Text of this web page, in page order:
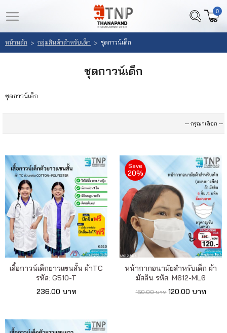
LOGIN
REGISTER
สนใจ
สั่ง
ซื้อ
ลูกค้า
ของ
เรา
เนื้อหา
0
หน้าหลัก > กลุ่มสินค้าสำหรับเด็ก > ชุดกาวน์เด็ก
ชุดกาวน์เด็ก
ชุดกาวน์เด็ก
เสื้อกาวน์เด็กยาวแขนสั้น ผ้าTC
รหัส: G510-T
236.00 บาท
Save
20%
หน้ากากอนามัยสำหรับเด็ก ผ้า
มัสลิน รหัส: M612-ML6
150.00 บาท 120.00 บาท